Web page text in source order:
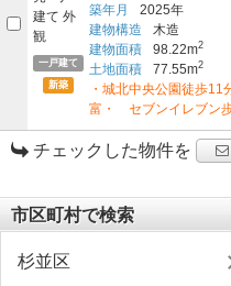
一戸建て
新築
築年月
2025年
建物構造
木造
建物面積
98.22m2
土地面積 77.55m2
・城北中央公園徒歩
富・ セブンイレブン
チェックした物件を
市区町村で検索
杉並区